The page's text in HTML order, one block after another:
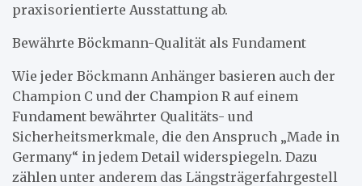
praxisorientierte Ausstattung ab.
Bewährte Böckmann-Qualität als Fundament
Wie jeder Böckmann Anhänger basieren auch der
Champion C und der Champion R auf einem
Fundament bewährter Qualitäts- und
Sicherheitsmerkmale, die den Anspruch „Made in
Germany“ in jedem Detail widerspiegeln. Dazu
zählen unter anderem das Längsträgerfahrgestell